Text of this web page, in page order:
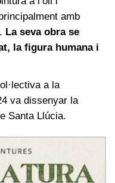
amb
La seva obra se
la figura humana i
a la
va dissenyar la
Santa Llúcia.